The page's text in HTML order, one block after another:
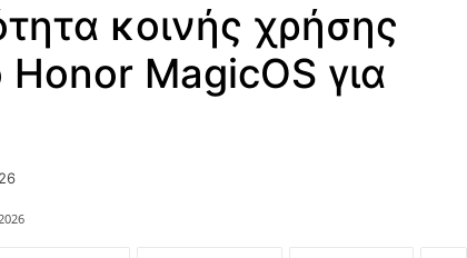
κοινής χρήσης
MagicOS για